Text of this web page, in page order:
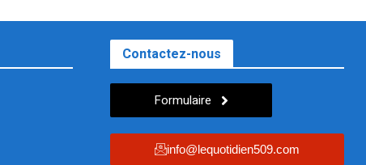
Contactez-nous
Formulaire
info@lequotidien509.com